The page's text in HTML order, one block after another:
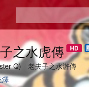
之水虎傳
Q) 老夫子之水滸傳
澤